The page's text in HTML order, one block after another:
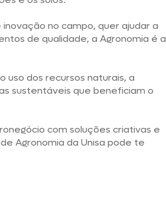
no campo, quer ajudar a
de qualidade, a Agronomia é a
uso dos recursos naturais, a
sustentáveis que beneficiam o
com soluções criativas e
Agronomia da Unisa pode te